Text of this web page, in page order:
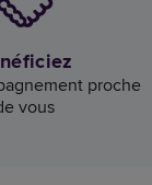
proche
vous